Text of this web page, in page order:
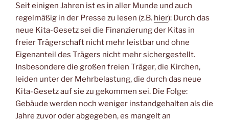
Seit einigen Jahren ist es in aller Munde und auch
regelmäßig in der Presse zu lesen (z.B. hier): Durch das
neue Kita-Gesetz sei die Finanzierung der Kitas in
freier Trägerschaft nicht mehr leistbar und ohne
Eigenanteil des Trägers nicht mehr sichergestellt.
Insbesondere die großen freien Träger, die Kirchen,
leiden unter der Mehrbelastung, die durch das neue
Kita-Gesetz auf sie zu gekommen sei. Die Folge:
Gebäude werden noch weniger instandgehalten als die
Jahre zuvor oder abgegeben, es mangelt an